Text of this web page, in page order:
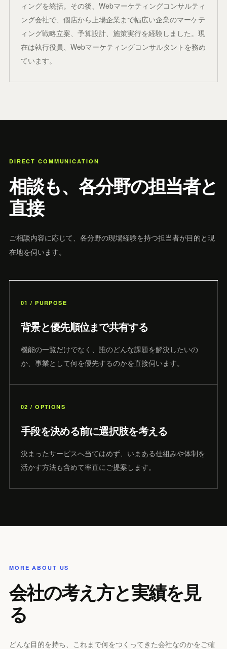
ィングを統括。その後、Webマーケティングコンサルティ
ング会社で、個店から上場企業まで幅広い企業のマーケテ
ィング戦略立案、予算設計、施策実行を経験しました。現
在は執行役員、Webマーケティングコンサルタントを務め
ています。
DIRECT COMMUNICATION
相談も、各分野の担当者と
直接
ご相談内容に応じて、各分野の現場経験を持つ担当者が目的と現
在地を伺います。
01 / PURPOSE
背景と優先順位まで共有する
機能の一覧だけでなく、誰のどんな課題を解決したいの
か、事業として何を優先するのかを直接伺います。
02 / OPTIONS
手段を決める前に選択肢を考える
決まったサービスへ当てはめず、いまある仕組みや体制を
活かす方法も含めて率直にご提案します。
MORE ABOUT US
会社の考え方と実績を見
る
どんな目的を持ち、これまで何をつくってきた会社なのかをご確